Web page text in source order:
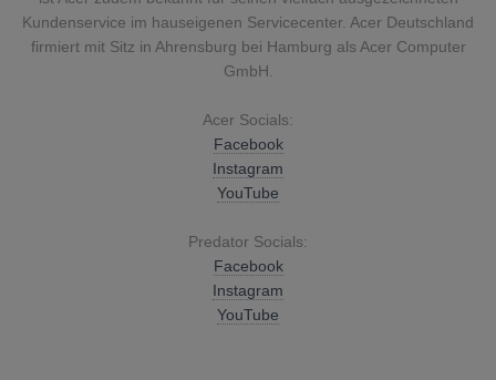
Kundenservice im hauseigenen Servicecenter. Acer Deutschland
firmiert mit Sitz in Ahrensburg bei Hamburg als Acer Computer
GmbH.
Acer Socials:
Facebook
Instagram
YouTube
Predator Socials:
Facebook
Instagram
YouTube